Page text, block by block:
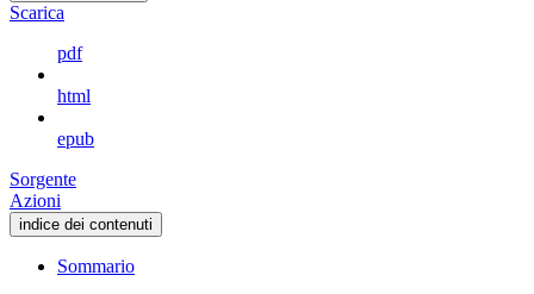
Scarica
pdf
html
epub
Sorgente
Azioni
indice dei contenuti
Sommario